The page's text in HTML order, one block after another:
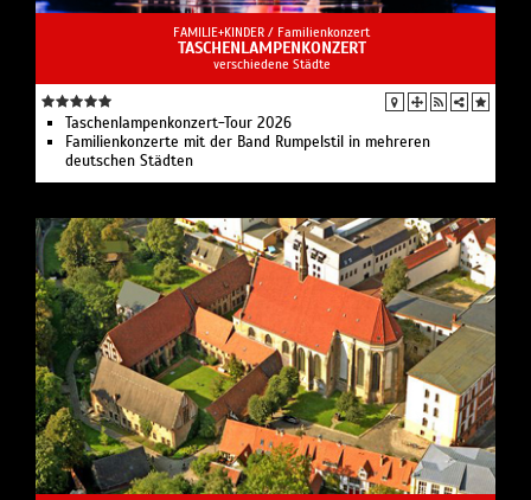
FAMILIE+KINDER / Familienkonzert
TASCHENLAMPENKONZERT
verschiedene Städte
Taschenlampenkonzert-Tour 2026
Familienkonzerte mit der Band Rumpelstil in mehreren
deutschen Städten